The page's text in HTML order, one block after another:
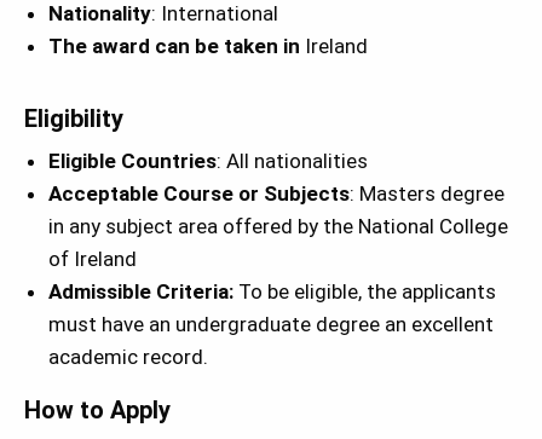
Nationality: International
The award can be taken in Ireland
Eligibility
Eligible Countries: All nationalities
Acceptable Course or Subjects: Masters degree
in any subject area offered by the National College
of Ireland
Admissible Criteria: To be eligible, the applicants
must have an undergraduate degree an excellent
academic record.
How to Apply